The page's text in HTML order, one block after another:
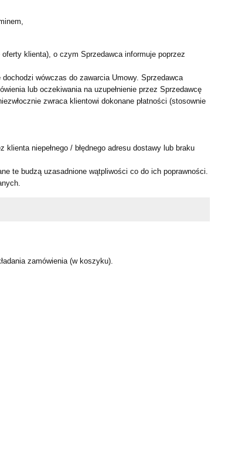
klienta), o czym Sprzedawca informuje poprzez
wówczas do zawarcia Umowy. Sprzedawca
lub oczekiwania na uzupełnienie przez Sprzedawcę
zwraca klientowi dokonane płatności (stosownie
niepełnego / błędnego adresu dostawy lub braku
te budzą uzasadnione wątpliwości co do ich poprawności.
zamówienia (w koszyku).